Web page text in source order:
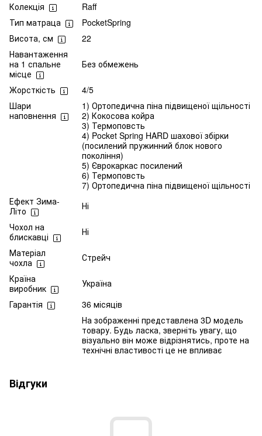
Колекція
Raff
Тип матраца
PocketSpring
Висота, см
22
Навантаження
на 1 спальне
місце
Без обмежень
Жорсткість
4/5
Шари
наповнення
1) Ортопедична піна підвищеної щільності
2) Кокосова койра
3) Термоповсть
4) Pocket Spring HARD шахової збірки
(посилений пружинний блок нового
покоління)
5) Єврокаркас посилений
6) Термоповсть
7) Ортопедична піна підвищеної щільності
Ефект Зима-
Літо
Ні
Чохол на
блискавці
Ні
Матеріал
чохла
Стрейч
Країна
виробник
Україна
Гарантія
36 місяців
На зображенні представлена 3D модель
товару. Будь ласка, зверніть увагу, що
візуально він може відрізнятись, проте на
технічні властивості це не впливає
Відгуки